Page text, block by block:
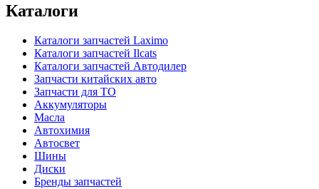
Каталоги
Каталоги запчастей Laximo
Каталоги запчастей Ilcats
Каталоги запчастей Автодилер
Запчасти китайских авто
Запчасти для ТО
Аккумуляторы
Масла
Автохимия
Автосвет
Шины
Диски
Бренды запчастей